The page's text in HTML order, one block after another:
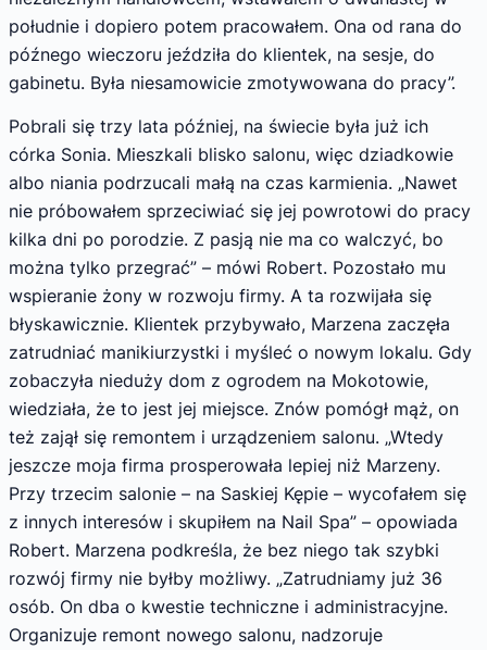
południe i dopiero potem pracowałem. Ona od rana do
późnego wieczoru jeździła do klientek, na sesje, do
gabinetu. Była niesamowicie zmotywowana do pracy”.
Pobrali się trzy lata później, na świecie była już ich
córka Sonia. Mieszkali blisko salonu, więc dziadkowie
albo niania podrzucali małą na czas karmienia. „Nawet
nie próbowałem sprzeciwiać się jej powrotowi do pracy
kilka dni po porodzie. Z pasją nie ma co walczyć, bo
można tylko przegrać” – mówi Robert. Pozostało mu
wspieranie żony w rozwoju firmy. A ta rozwijała się
błyskawicznie. Klientek przybywało, Marzena zaczęła
zatrudniać manikiurzystki i myśleć o nowym lokalu. Gdy
zobaczyła nieduży dom z ogrodem na Mokotowie,
wiedziała, że to jest jej miejsce. Znów pomógł mąż, on
też zajął się remontem i urządzeniem salonu. „Wtedy
jeszcze moja firma prosperowała lepiej niż Marzeny.
Przy trzecim salonie – na Saskiej Kępie – wycofałem się
z innych interesów i skupiłem na Nail Spa” – opowiada
Robert. Marzena podkreśla, że bez niego tak szybki
rozwój firmy nie byłby możliwy. „Zatrudniamy już 36
osób. On dba o kwestie techniczne i administracyjne.
Organizuje remont nowego salonu, nadzoruje